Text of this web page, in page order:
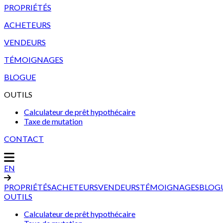
PROPRIÉTÉS
ACHETEURS
VENDEURS
TÉMOIGNAGES
BLOGUE
OUTILS
Calculateur de prêt hypothécaire
Taxe de mutation
CONTACT
EN
PROPRIÉTÉSACHETEURSVENDEURSTÉMOIGNAGES
OUTILS
Calculateur de prêt hypothécaire